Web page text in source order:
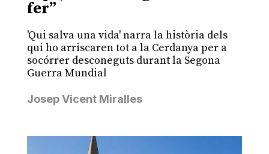
fer”
'Qui salva una vida' narra la història dels
qui ho arriscaren tot a la Cerdanya per a
socórrer desconeguts durant la Segona
Guerra Mundial
Josep Vicent Miralles